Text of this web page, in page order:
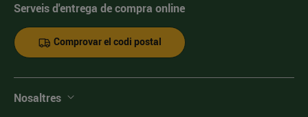
Serveis d'entrega de compra online
Comprovar el codi postal
Nosaltres